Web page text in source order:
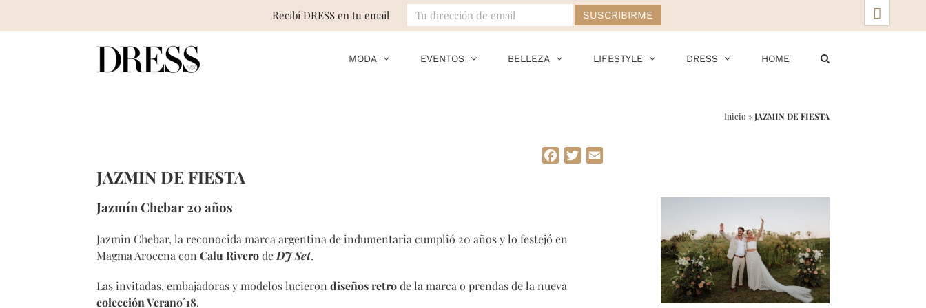
MODA EVENTOS BELLEZA LIFESTYLE DRESS HOME
Inicio »JAZMIN DE FIESTA
Facebook
Twitter
JAZMIN DE FIESTA
Jazmín Chebar 20 años
Jazmin Chebar, la reconocida marca argentina de indumentaria cumplió 20 años y lo festejó en
Magma Arocena con Calu Riverode DJ Set.
Las invitadas, embajadoras y modelos lucieron diseños retrode la marca o prendas de la nueva
colección Verano´18.
Recibí DRESS en tu email